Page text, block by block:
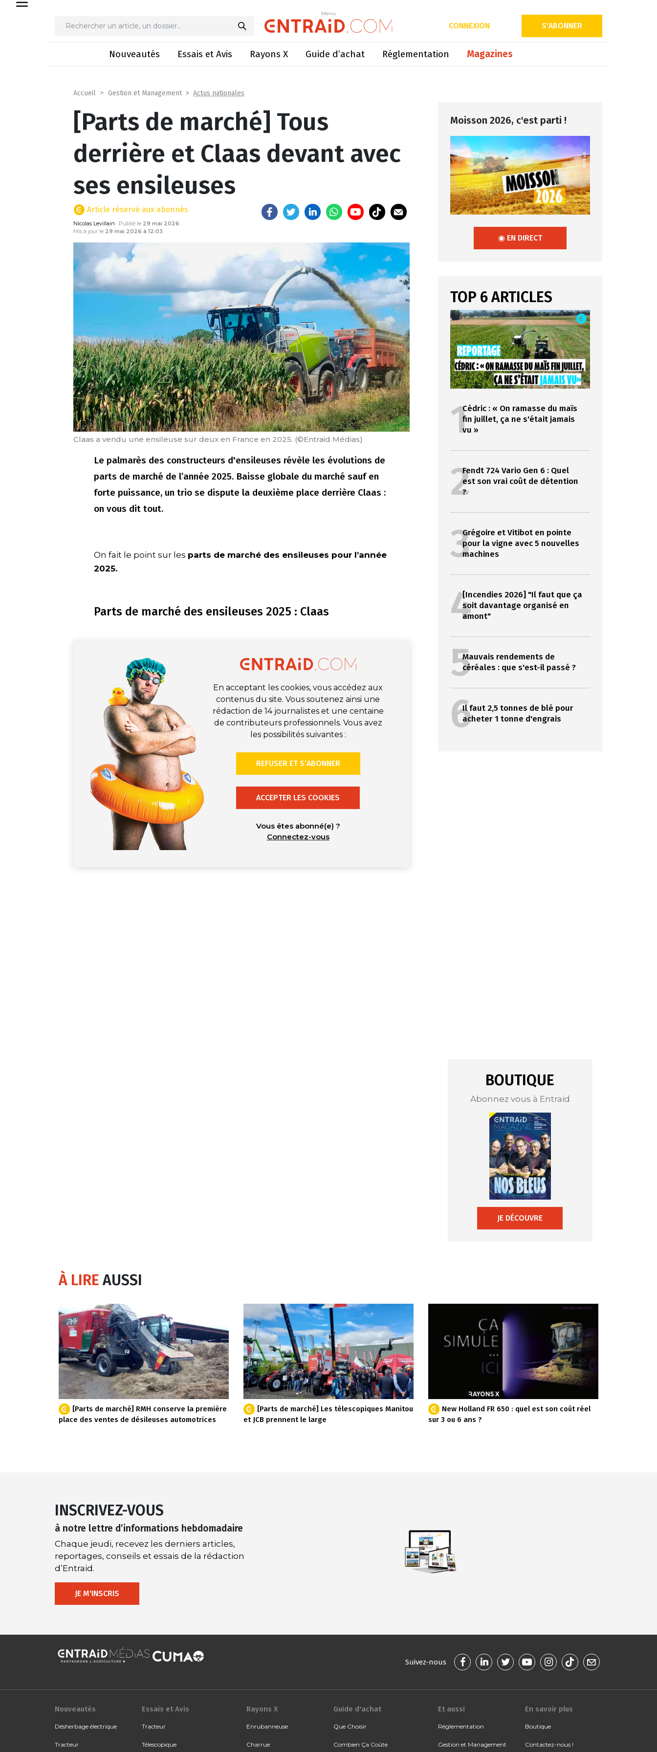
Menu
CONNEXION S'ABONNER
Nouveautés Essais et Avis Rayons X Guide d’achat Réglementation Magazines
Menu
[Parts de marché] Tous derrière et Claas devant avec ses ensileuses
Accueil Gestion et Management Actus nationales
[Parts de marché] Tous
derrière et Claas devant avec
ses ensileuses
Article réservé aux abonnés
Nicolas Levillain Publié le 29 mai 2026
Mis à jour le 29 mai 2026 à 12:03
Claas a vendu une ensileuse sur deux en France en 2025. (©Entraid Médias)
Le palmarès des constructeurs d'ensileuses révèle les évolutions de
parts de marché de l’année 2025. Baisse globale du marché sauf en
forte puissance, un trio se dispute la deuxième place derrière Claas :
on vous dit tout.
On fait le point sur les parts de marché des ensileuses pour l’année
2025.
Parts de marché des ensileuses 2025 : Claas
En acceptant les cookies, vous accédez aux
contenus du site. Vous soutenez ainsi une
rédaction de 14 journalistes et une centaine
de contributeurs professionnels. Vous avez
les possibilités suivantes :
REFUSER ET S’ABONNER
ACCEPTER LES COOKIES
Vous êtes abonné(e) ?
Connectez-vous
Moisson 2026, c'est parti !
◉ EN DIRECT
TOP 6 ARTICLES
1Cédric : « On ramasse du maïs
fin juillet, ça ne s'était jamais
vu »
2Fendt 724 Vario Gen 6 : Quel
est son vrai coût de détention
?
3Grégoire et Vitibot en pointe
pour la vigne avec 5 nouvelles
machines
4[Incendies 2026] "Il faut que ça
soit davantage organisé en
amont"
5Mauvais rendements de
céréales : que s'est-il passé ?
6Il faut 2,5 tonnes de blé pour
acheter 1 tonne d'engrais
BOUTIQUE
Abonnez vous à Entraid
JE DÉCOUVRE
À LIREAUSSI
[Parts de marché] RMH conserve la première
place des ventes de désileuses automotrices
[Parts de marché] Les télescopiques Manitou
et JCB prennent le large
New Holland FR 650 : quel est son coût réel
sur 3 ou 6 ans ?
INSCRIVEZ-VOUS
à notre lettre d’informations hebdomadaire
Chaque jeudi, recevez les derniers articles,
reportages, conseils et essais de la rédaction
d’Entraid.
JE M'INSCRIS
Suivez-nous
Nouveautés
Désherbage électrique
Tracteur
Essais et Avis
Tracteur
Télescopique
Rayons X
Enrubanneuse
Charrue
Guide d'achat
Que Choisir
Combien Ça Coûte
Et aussi
Réglementation
Gestion et Management
En savoir plus
Boutique
Contactez-nous !